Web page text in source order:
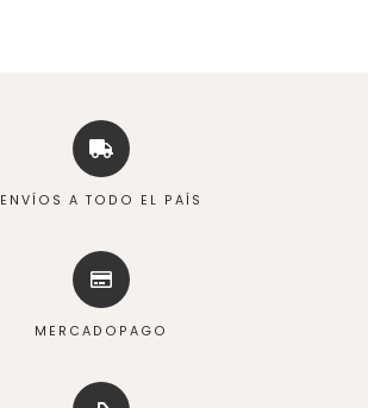
ENVÍOS A TODO EL PAÍS
MERCADOPAGO